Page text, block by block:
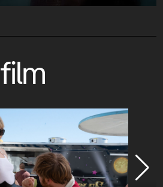
film